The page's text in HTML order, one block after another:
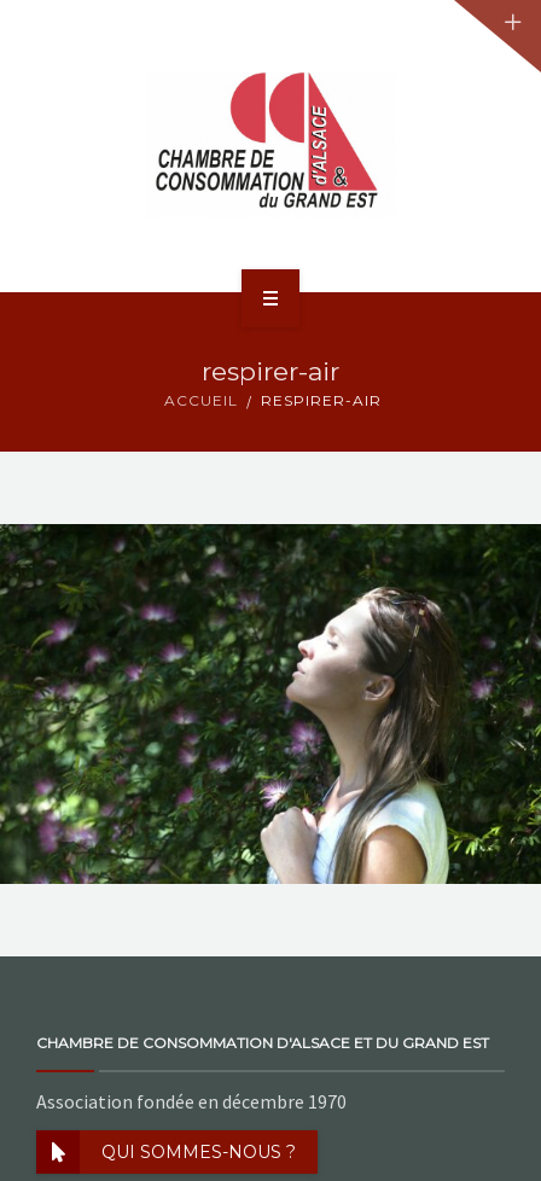
NOS ACTIONS
CONTACT
respirer-air
ACCUEIL RESPIRER-AIR
CHAMBRE DE CONSOMMATION D'ALSACE ET DU GRAND EST
Association fondée en décembre 1970
QUI SOMMES-NOUS ?